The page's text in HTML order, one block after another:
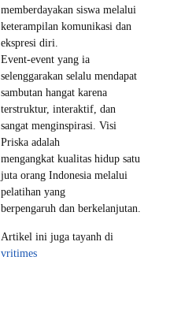
memberdayakan siswa melalui
keterampilan komunikasi dan
ekspresi diri.
Event-event yang ia
selenggarakan selalu mendapat
sambutan hangat karena
terstruktur, interaktif, dan
sangat menginspirasi. Visi
Priska adalah
mengangkat kualitas hidup satu
juta orang Indonesia melalui
pelatihan yang
berpengaruh dan berkelanjutan.
Artikel ini juga tayanh di
vritimes